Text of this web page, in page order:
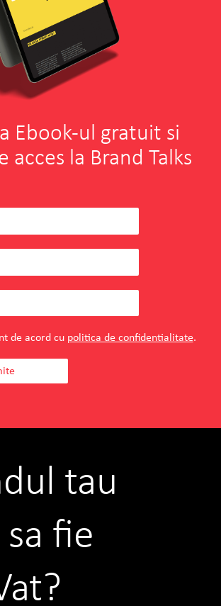
Ebook-ul gratuit si
acces la Brand Talks
de acord cu politica de confidentialitate.
tau
fie